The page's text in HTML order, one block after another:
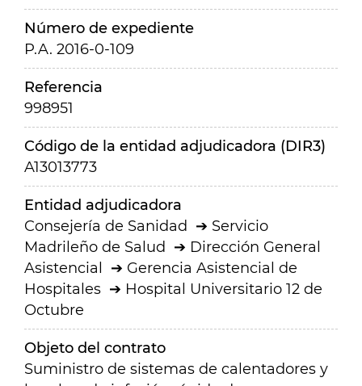
Número de expediente
P.A. 2016-0-109
Referencia
998951
Código de la entidad adjudicadora (DIR3)
A13013773
Entidad adjudicadora
Consejería de Sanidad
Servicio
Madrileño de Salud
Dirección General
Asistencial
Gerencia Asistencial de
Hospitales
Hospital Universitario 12 de
Octubre
Objeto del contrato
Suministro de sistemas de calentadores y